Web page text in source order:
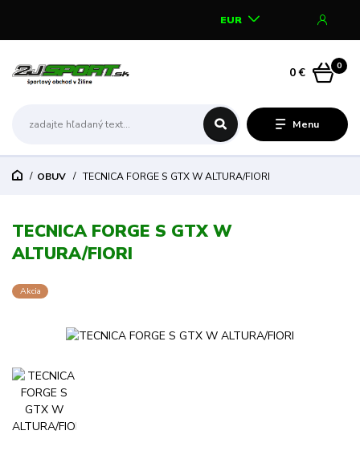
Menu
EUR
0
0 €
OBUV TECNICA FORGE S GTX W ALTURA/FIORI
TECNICA FORGE S GTX W
ALTURA/FIORI
Akcia